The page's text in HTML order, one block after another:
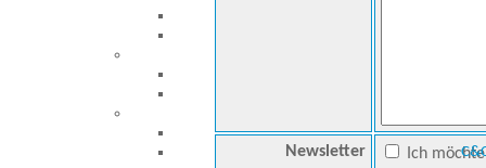
Newsletter Ich